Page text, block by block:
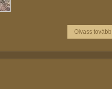
Olvass tovább